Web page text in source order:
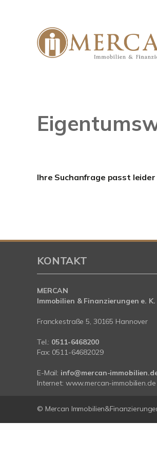
Ihre Suchanfrage passt
KONTAKT
MERCAN
Immobilien & Finanzierungen e. K.
Franckestraße 5, 30165 Hannover
Tel.: 0511-6468200
Fax: 0511-64682029
E-Mail: info@mercan-
Internet: www.mercan-immobilien.de
© Mercan